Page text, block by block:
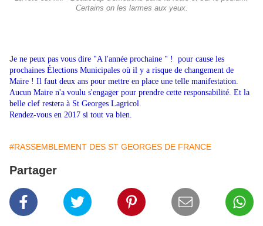
Certains on les larmes aux yeux.
Je ne peux pas vous dire "A l'année prochaine " ! pour cause les
prochaines Élections Municipales où il y a risque de changement de
Maire ! Il faut deux ans pour mettre en place une telle manifestation.
Aucun Maire n'a voulu s'engager pour prendre cette responsabilité. Et la
belle clef restera à St Georges Lagricol.
Rendez-vous en 2017 si tout va bien.
#RASSEMBLEMENT DES ST GEORGES DE FRANCE
Partager